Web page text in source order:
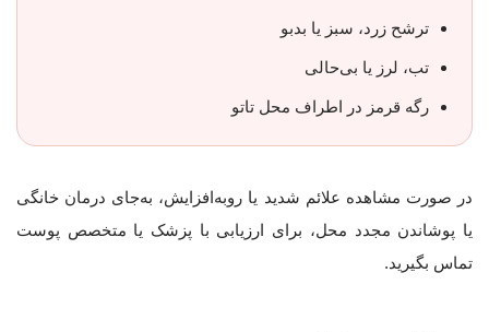
ترشح زرد، سبز یا بدبو
تب، لرز یا بی‌حالی
رگه قرمز در اطراف محل تاتو
در صورت مشاهده علائم شدید یا روبه‌افزایش، به‌جای درمان خانگی
یا پوشاندن مجدد محل، برای ارزیابی با پزشک یا متخصص پوست
تماس بگیرید.